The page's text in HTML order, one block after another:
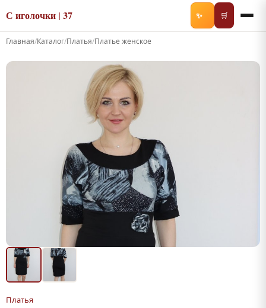
С иголочки | 37 ✨ 🛒
Главная/Каталог/Платья/Платье женское
Платья